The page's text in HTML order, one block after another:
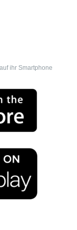
ihr Smartphone